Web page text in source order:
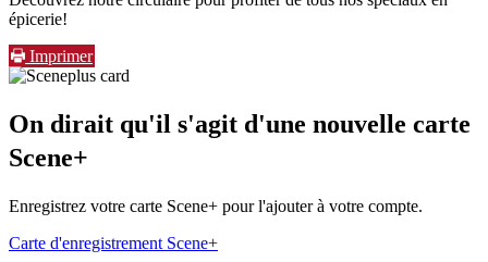
épicerie!
Imprimer
On dirait qu'il s'agit d'une nouvelle carte
Scene+
Enregistrez votre carte Scene+ pour l'ajouter à votre compte.
Carte d'enregistrement Scene+